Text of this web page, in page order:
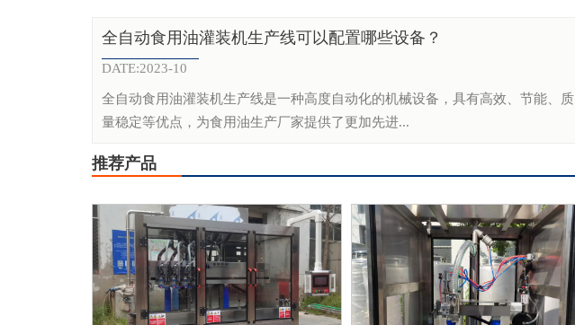
全自动食用油灌装机生产线可以配置哪些设备？
DATE:2023-10
全自动食用油灌装机生产线是一种高度自动化的机械设备，具有高效、节能、质
量稳定等优点，为食用油生产厂家提供了更加先进...
推荐产品